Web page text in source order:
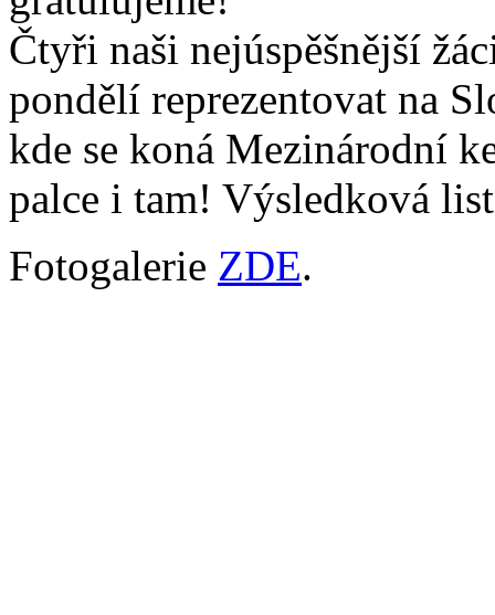
Čtyři naši nejúspěšnější
pondělí reprezentovat na
kde se koná Mezinárodní
palce i tam! Výsledková
Fotogalerie ZDE.